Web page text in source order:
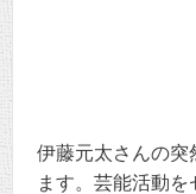
伊藤元太さんの突
ます。芸能活動を